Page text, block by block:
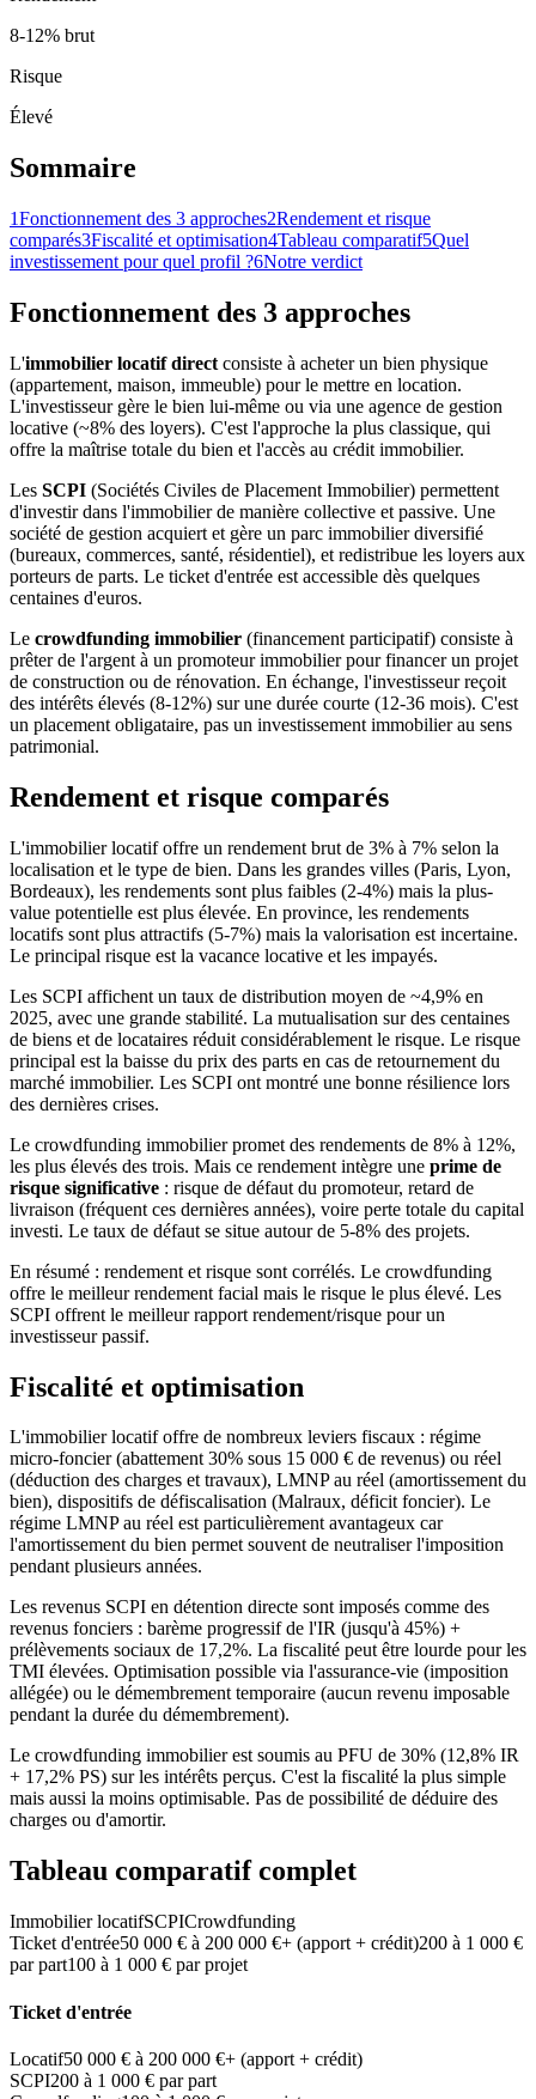
8-12% brut
Risque
Élevé
Sommaire
1Fonctionnement des 3 approches2Rendement et risque
comparés3Fiscalité et optimisation4Tableau comparatif5Quel
investissement pour quel profil ?6Notre verdict
Fonctionnement des 3 approches
L'immobilier locatif direct consiste à acheter un bien physique
(appartement, maison, immeuble) pour le mettre en location.
L'investisseur gère le bien lui-même ou via une agence de gestion
locative (~8% des loyers). C'est l'approche la plus classique, qui
offre la maîtrise totale du bien et l'accès au crédit immobilier.
Les SCPI (Sociétés Civiles de Placement Immobilier) permettent
d'investir dans l'immobilier de manière collective et passive. Une
société de gestion acquiert et gère un parc immobilier diversifié
(bureaux, commerces, santé, résidentiel), et redistribue les loyers aux
porteurs de parts. Le ticket d'entrée est accessible dès quelques
centaines d'euros.
Le crowdfunding immobilier (financement participatif) consiste à
prêter de l'argent à un promoteur immobilier pour financer un projet
de construction ou de rénovation. En échange, l'investisseur reçoit
des intérêts élevés (8-12%) sur une durée courte (12-36 mois). C'est
un placement obligataire, pas un investissement immobilier au sens
patrimonial.
Rendement et risque comparés
L'immobilier locatif offre un rendement brut de 3% à 7% selon la
localisation et le type de bien. Dans les grandes villes (Paris, Lyon,
Bordeaux), les rendements sont plus faibles (2-4%) mais la plus-
value potentielle est plus élevée. En province, les rendements
locatifs sont plus attractifs (5-7%) mais la valorisation est incertaine.
Le principal risque est la vacance locative et les impayés.
Les SCPI affichent un taux de distribution moyen de ~4,9% en
2025, avec une grande stabilité. La mutualisation sur des centaines
de biens et de locataires réduit considérablement le risque. Le risque
principal est la baisse du prix des parts en cas de retournement du
marché immobilier. Les SCPI ont montré une bonne résilience lors
des dernières crises.
Le crowdfunding immobilier promet des rendements de 8% à 12%,
les plus élevés des trois. Mais ce rendement intègre une prime de
risque significative : risque de défaut du promoteur, retard de
livraison (fréquent ces dernières années), voire perte totale du capital
investi. Le taux de défaut se situe autour de 5-8% des projets.
En résumé : rendement et risque sont corrélés. Le crowdfunding
offre le meilleur rendement facial mais le risque le plus élevé. Les
SCPI offrent le meilleur rapport rendement/risque pour un
investisseur passif.
Fiscalité et optimisation
L'immobilier locatif offre de nombreux leviers fiscaux : régime
micro-foncier (abattement 30% sous 15 000 € de revenus) ou réel
(déduction des charges et travaux), LMNP au réel (amortissement du
bien), dispositifs de défiscalisation (Malraux, déficit foncier). Le
régime LMNP au réel est particulièrement avantageux car
l'amortissement du bien permet souvent de neutraliser l'imposition
pendant plusieurs années.
Les revenus SCPI en détention directe sont imposés comme des
revenus fonciers : barème progressif de l'IR (jusqu'à 45%) +
prélèvements sociaux de 17,2%. La fiscalité peut être lourde pour les
TMI élevées. Optimisation possible via l'assurance-vie (imposition
allégée) ou le démembrement temporaire (aucun revenu imposable
pendant la durée du démembrement).
Le crowdfunding immobilier est soumis au PFU de 30% (12,8% IR
+ 17,2% PS) sur les intérêts perçus. C'est la fiscalité la plus simple
mais aussi la moins optimisable. Pas de possibilité de déduire des
charges ou d'amortir.
Tableau comparatif complet
Immobilier locatifSCPICrowdfunding
Ticket d'entrée50 000 € à 200 000 €+ (apport + crédit)200 à 1 000 €
par part100 à 1 000 € par projet
Ticket d'entrée
Locatif50 000 € à 200 000 €+ (apport + crédit)
SCPI200 à 1 000 € par part